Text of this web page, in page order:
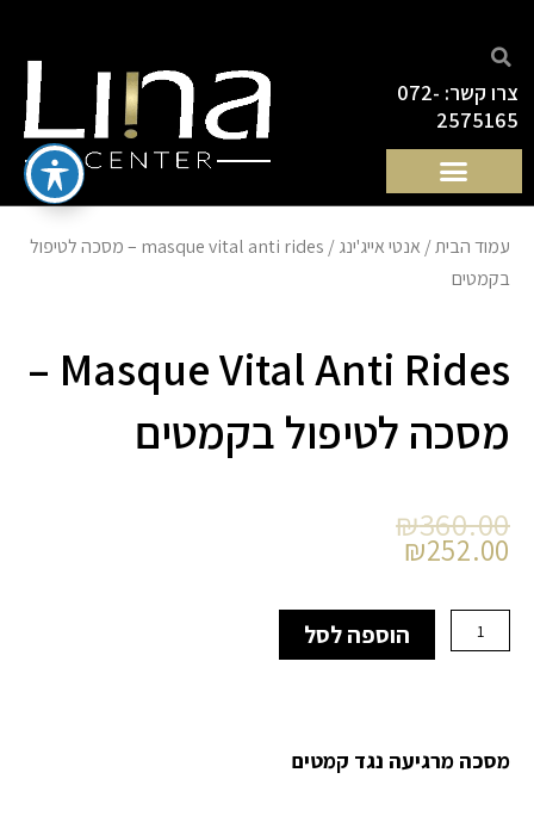
צרו קשר: 072-
2575165
עמוד הבית/ אנטי אייג'ינג
/ masque vital anti rides – מסכה לטיפול
בקמטים
Masque Vital Anti Rides –
מסכה לטיפול בקמטים
₪360.00
המחיר
המקורי
₪360.00.
₪252.00
המחיר
הנוכחי
₪252.00.
כמות
masque
-
הוספה לסל
מסכה מרגיעה נגד קמטים